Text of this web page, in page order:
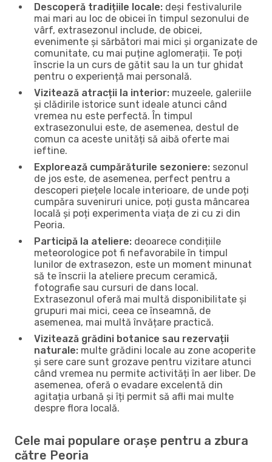
Descoperă tradițiile locale: deși festivalurile
mai mari au loc de obicei în timpul sezonului de
vârf, extrasezonul include, de obicei,
evenimente și sărbători mai mici și organizate de
comunitate, cu mai puține aglomerații. Te poți
înscrie la un curs de gătit sau la un tur ghidat
pentru o experiență mai personală.
Vizitează atracții la interior: muzeele, galeriile
și clădirile istorice sunt ideale atunci când
vremea nu este perfectă. În timpul
extrasezonului este, de asemenea, destul de
comun ca aceste unități să aibă oferte mai
ieftine.
Explorează cumpărăturile sezoniere: sezonul
de jos este, de asemenea, perfect pentru a
descoperi piețele locale interioare, de unde poți
cumpăra suveniruri unice, poți gusta mâncarea
locală și poți experimenta viața de zi cu zi din
Peoria.
Participă la ateliere: deoarece condițiile
meteorologice pot fi nefavorabile în timpul
lunilor de extrasezon, este un moment minunat
să te înscrii la ateliere precum ceramică,
fotografie sau cursuri de dans local.
Extrasezonul oferă mai multă disponibilitate și
grupuri mai mici, ceea ce înseamnă, de
asemenea, mai multă învățare practică.
Vizitează grădini botanice sau rezervații
naturale: multe grădini locale au zone acoperite
și sere care sunt grozave pentru vizitare atunci
când vremea nu permite activități în aer liber. De
asemenea, oferă o evadare excelentă din
agitația urbană și îți permit să afli mai multe
despre flora locală.
Cele mai populare orașe pentru a zbura
către Peoria